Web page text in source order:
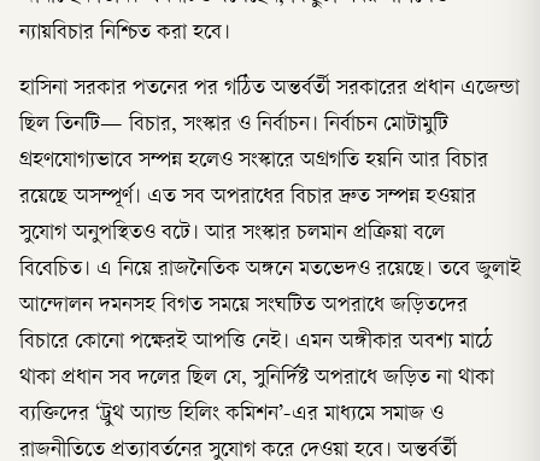
ন্যায়বিচার নিশ্চিত করা হবে।
হাসিনা সরকার পতনের পর গঠিত অন্তর্বর্তী সরকারের প্রধান এজেন্ডা
ছিল তিনটি— বিচার, সংস্কার ও নির্বাচন। নির্বাচন মোটামুটি
গ্রহণযোগ্যভাবে সম্পন্ন হলেও সংস্কারে অগ্রগতি হয়নি আর বিচার
রয়েছে অসম্পূর্ণ। এত সব অপরাধের বিচার দ্রুত সম্পন্ন হওয়ার
সুযোগ অনুপস্থিতও বটে। আর সংস্কার চলমান প্রক্রিয়া বলে
বিবেচিত। এ নিয়ে রাজনৈতিক অঙ্গনে মতভেদও রয়েছে। তবে জুলাই
আন্দোলন দমনসহ বিগত সময়ে সংঘটিত অপরাধে জড়িতদের
বিচারে কোনো পক্ষেরই আপত্তি নেই। এমন অঙ্গীকার অবশ্য মাঠে
থাকা প্রধান সব দলের ছিল যে, সুনির্দিষ্ট অপরাধে জড়িত না থাকা
ব্যক্তিদের ‘ট্রুথ অ্যান্ড হিলিং কমিশন’-এর মাধ্যমে সমাজ ও
রাজনীতিতে প্রত্যাবর্তনের সুযোগ করে দেওয়া হবে। অন্তর্বর্তী